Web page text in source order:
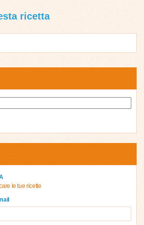
ricetta
le tue ricette